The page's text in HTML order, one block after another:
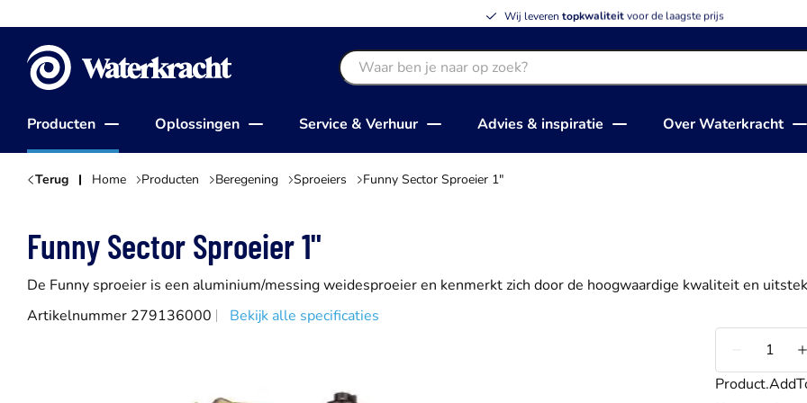
Wij leveren topkwaliteitvoor de laagste prijs
Producten Oplossingen Service & Verhuur Advies & inspiratie Over Waterkracht
Terug Home Producten Beregening Sproeiers Funny Sector Sproeier 1"
Funny Sector Sproeier 1"
De Funny sproeier is een aluminium/messing weidesproeier en kenmerkt zich door de hoogwaardige kwaliteit en
Artikelnummer 279136000
Bekijk alle specificaties
Minder